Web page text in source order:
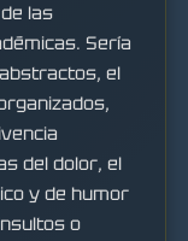
las
Sería
el
del dolor, el
y de humor
o